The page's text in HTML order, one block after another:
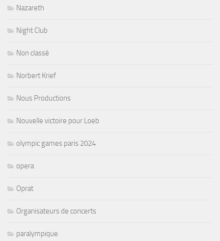
Nazareth
Night Club
Non classé
Norbert Krief
Nous Productions
Nouvelle victoire pour Loeb
olympic games paris 2024
opera
Oprat
Organisateurs de concerts
paralympique